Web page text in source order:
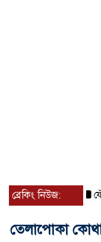
ব্রেকিং নিউজ: যৌথ
তেলাপোকা